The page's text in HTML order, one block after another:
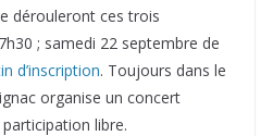
dérouleront ces trois
; samedi 22 septembre de
d’inscription. Toujours dans le
organise un concert
libre.